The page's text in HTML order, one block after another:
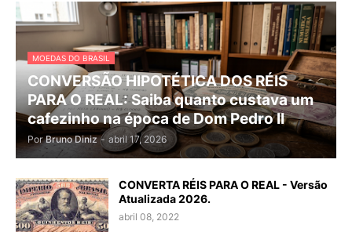
MOEDAS DO BRASIL
CONVERSÃO HIPOTÉTICA DOS RÉIS
PARA O REAL: Saiba quanto custava um
cafezinho na época de Dom Pedro II
Por Bruno Diniz - abril 17, 2026
CONVERTA RÉIS PARA O REAL - Versão
Atualizada 2026.
abril 08, 2022